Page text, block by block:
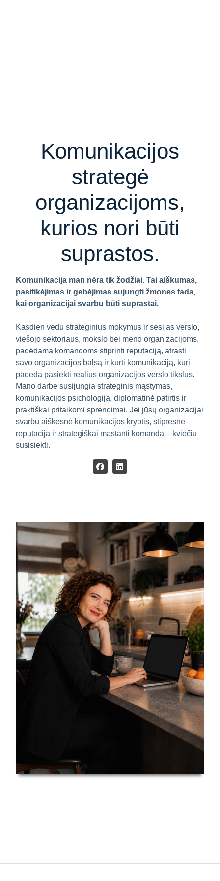
Komunikacijos
strategė
organizacijoms,
kurios nori būti
suprastos.
Komunikacija man nėra tik žodžiai. Tai aiškumas,
pasitikėjimas ir gebėjimas sujungti žmones tada,
kai organizacijai svarbu būti suprastai.
Kasdien vedu strateginius mokymus ir sesijas verslo,
viešojo sektoriaus, mokslo bei meno organizacijoms,
padėdama komandoms stiprinti reputaciją, atrasti
savo organizacijos balsą ir kurti komunikaciją, kuri
padeda pasiekti realius organizacijos verslo tikslus.
Mano darbe susijungia strateginis mąstymas,
komunikacijos psichologija, diplomatinė patirtis ir
praktiškai pritaikomi sprendimai. Jei jūsų organizacijai
svarbu aiškesnė komunikacijos kryptis, stipresnė
reputacija ir strategiškai mąstanti komanda – kviečiu
susisiekti.